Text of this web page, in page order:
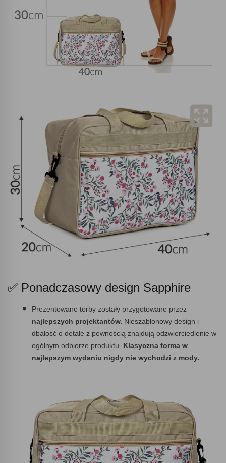
✅ Ponadczasowy design Sapphire
Prezentowane torby zostały przygotowane przez
najlepszych projektantów. Nieszablonowy design i
dbałość o detale z pewnością znajdują odzwierciedlenie w
ogólnym odbiorze produktu. Klasyczna forma w
najlepszym wydaniu nigdy nie wychodzi z mody.